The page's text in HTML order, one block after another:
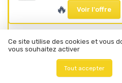
PILES, AUTONOMIE ET
GALÈRE (OU PAS) À LES
CHANGER
UTILISATION AU QUOTIDIEN,
SENSIBILITÉ ET FAUX
🔥 Voir l'offre
Ce site utilise des cookies et vous
vous souhaitez activer
Tout accepter